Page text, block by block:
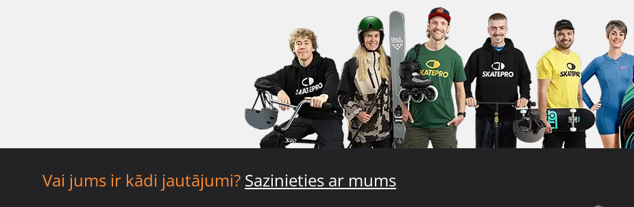
Vai jums ir kādi jautājumi? Sazinieties ar mums